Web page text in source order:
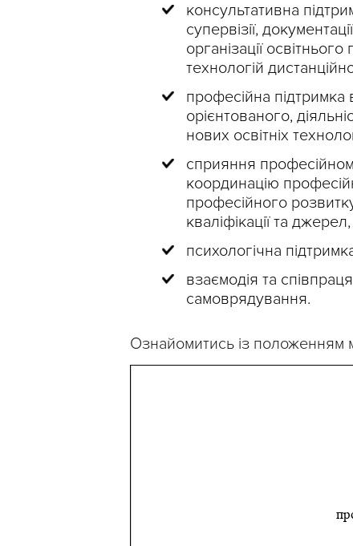
консультативна
супервізії,
організації
технологій
професійна підтримка
орієнтованого,
нових освітніх
сприяння
координацію
професійного
кваліфікації та
психологічна
взаємодія та
самоврядування.
Ознайомитись із положенням